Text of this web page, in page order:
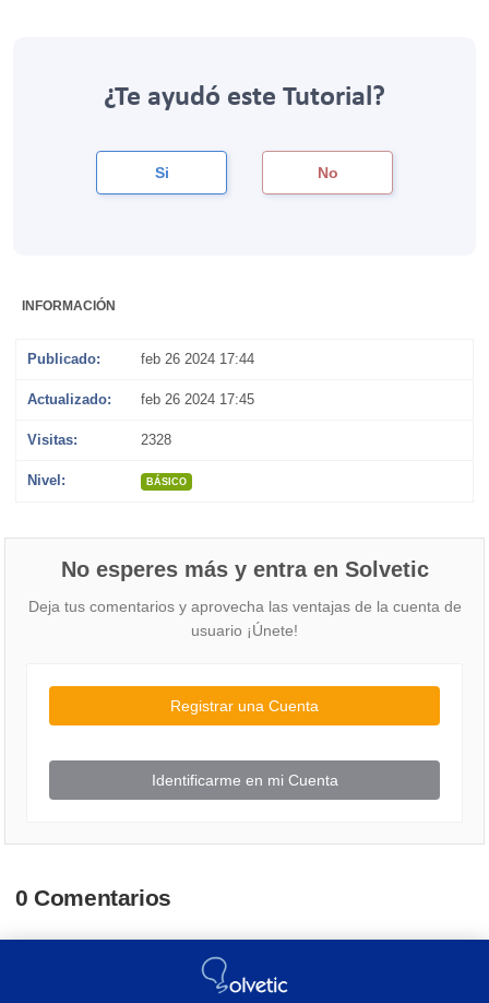
¿Te ayudó este Tutorial?
Si No
INFORMACIÓN
Publicado: feb 26 2024 17:44
Actualizado: feb 26 2024 17:45
Visitas: 2328
Nivel: BÁSICO
No esperes más y entra en Solvetic
Deja tus comentarios y aprovecha las ventajas de la cuenta de
usuario ¡Únete!
Registrar una Cuenta
Identificarme en mi Cuenta
0 Comentarios